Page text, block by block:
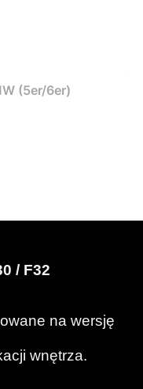
(5er/6er)
/ F32
na wersję
wnętrza.